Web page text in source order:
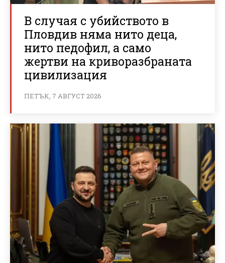
В случая с убийството в
Пловдив няма нито деца,
нито педофил, а само
жертви на криворазбраната
цивилизация
ПЕТЪК, 7 АВГУСТ 2026